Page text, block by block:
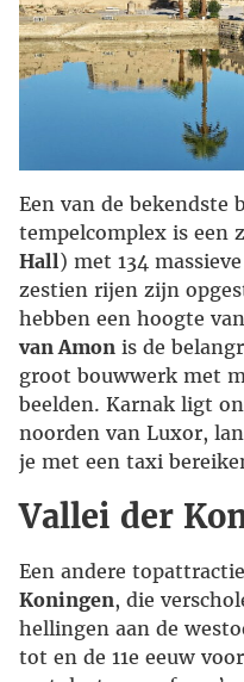
Een van de bekendste
tempelcomplex is een
Hall) met 134
zestien rijen zijn
hebben een hoogte
van Amon is de
groot bouwwerk met
beelden. Karnak ligt
noorden van Luxor,
je met een taxi
Vallei der
Een andere
Koningen, die
hellingen aan de
tot en de 11e eeuw